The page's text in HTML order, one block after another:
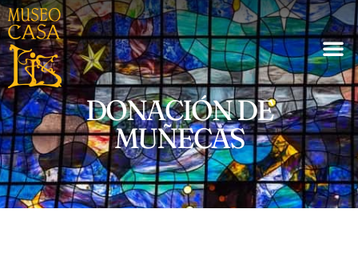
DONACIÓN DE
MUÑECAS